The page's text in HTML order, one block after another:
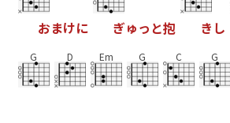
おまけに ぎゅっ と抱 き し
G D Em G C G